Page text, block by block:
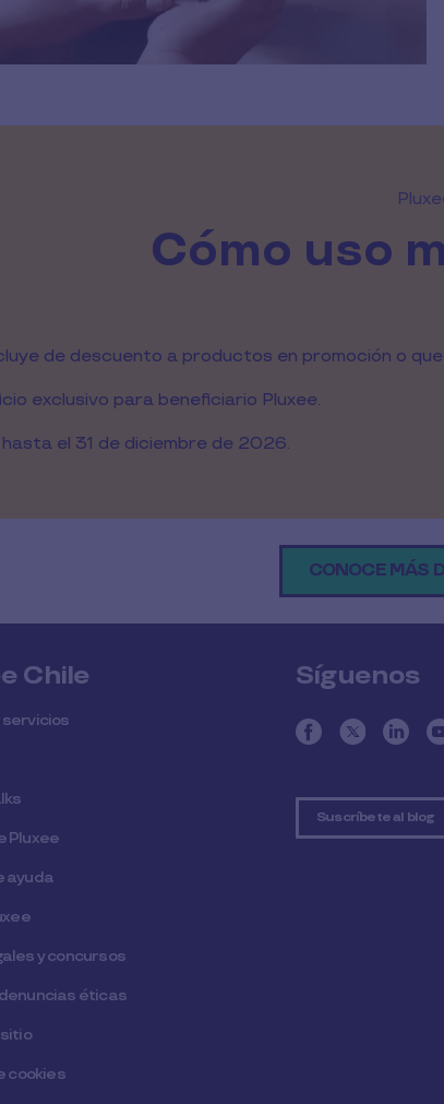
Cómo uso
de descuento a productos en promoción o
exclusivo para beneficiario Pluxee.
hasta el 31 de diciembre de 2026.
CONOCE MÁS
Chile
Pluxee
ayuda
y concursos
éticas
cookies
Síguenos
Suscríbete al blog